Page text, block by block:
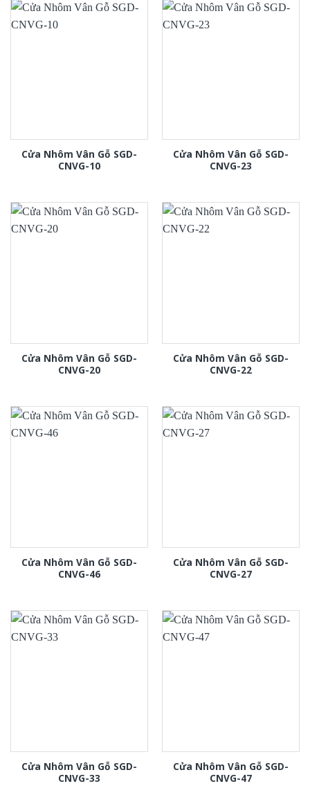
Cửa Nhôm Vân Gỗ SGD-
CNVG-10
Cửa Nhôm Vân Gỗ SGD-
CNVG-23
Cửa Nhôm Vân Gỗ SGD-
CNVG-20
Cửa Nhôm Vân Gỗ SGD-
CNVG-22
Cửa Nhôm Vân Gỗ SGD-
CNVG-46
Cửa Nhôm Vân Gỗ SGD-
CNVG-27
Cửa Nhôm Vân Gỗ SGD-
CNVG-33
Cửa Nhôm Vân Gỗ SGD-
CNVG-47